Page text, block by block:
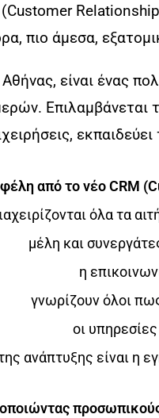
πιο άμεσα,
είναι ένας
από το νέο CRM
όλα τα
μέλη και
η
γνωρίζουν όλοι
οι
ανάπτυξης είναι η